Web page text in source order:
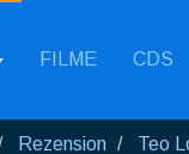
FILME CDS
Rezension Teo